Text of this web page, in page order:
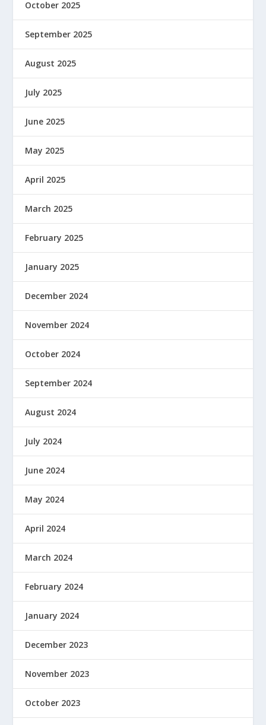
October 2025
September 2025
August 2025
July 2025
June 2025
May 2025
April 2025
March 2025
February 2025
January 2025
December 2024
November 2024
October 2024
September 2024
August 2024
July 2024
June 2024
May 2024
April 2024
March 2024
February 2024
January 2024
December 2023
November 2023
October 2023